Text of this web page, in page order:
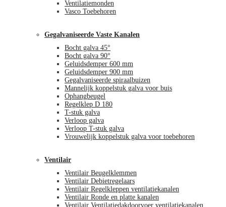
Ventilatiemonden
Vasco Toebehoren
Gegalvaniseerde Vaste Kanalen
Bocht galva 45°
Bocht galva 90°
Geluidsdemper 600 mm
Geluidsdemper 900 mm
Gegalvaniseerde spiraalbuizen
Mannelijk koppelstuk galva voor buis
Ophangbeugel
Regelklep D 180
T-stuk galva
Verloop galva
Verloop T-stuk galva
Vrouwelijk koppelstuk galva voor toebehoren
Ventilair
Ventilair Beugelklemmen
Ventilair Debietregelaars
Ventilair Regelkleppen ventilatiekanalen
Ventilair Ronde en platte kanalen
Ventilair Ventilatiedakdoorvoer ventilatiekanalen